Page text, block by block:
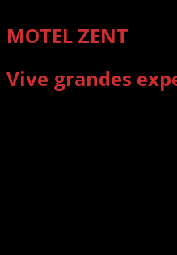
MOTEL ZENT
Vive grandes